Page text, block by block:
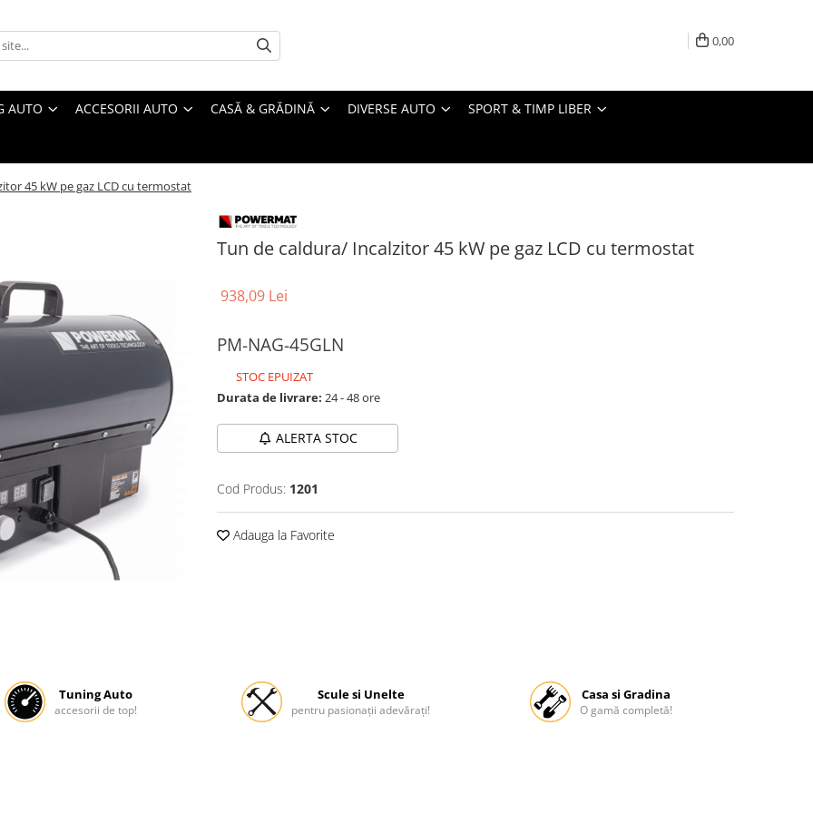
0,00
AUTO ACCESORII AUTO CASĂ & GRĂDINĂ DIVERSE AUTO SPORT & TIMP LIBER
45 kW pe gaz LCD cu termostat
Tun de caldura/ Incalzitor 45 kW pe gaz LCD cu termostat
938,09 Lei
PM-NAG-45GLN
STOC EPUIZAT
Durata de livrare: 24 - 48 ore
ALERTA STOC
Cod Produs: 1201
Adauga la Favorite
Tuning Auto
accesorii de top!
Scule si Unelte
pentru pasionații adevărați!
Casa si Gradina
O gamă completă!